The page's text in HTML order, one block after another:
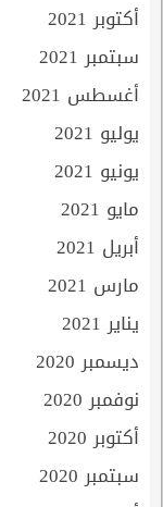
أكتوبر 2021
سبتمبر 2021
أغسطس 2021
يوليو 2021
يونيو 2021
مايو 2021
أبريل 2021
مارس 2021
يناير 2021
ديسمبر 2020
نوفمبر 2020
أكتوبر 2020
سبتمبر 2020